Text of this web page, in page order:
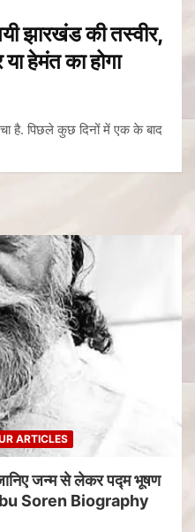
झारखंड की तस्वीर,
हेमंत का होगा
है. पिछले कुछ दिनों में एक के बाद
ARTICLES
जन्म से लेकर पद्म भूषण
Soren Biography